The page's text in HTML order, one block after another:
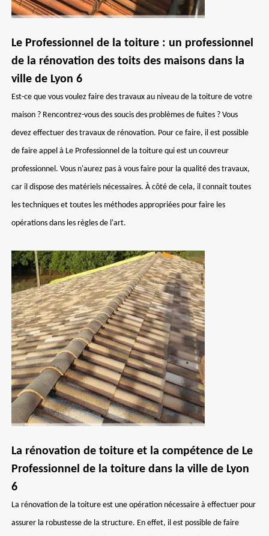
Le Professionnel de la toiture : un professionnel
de la rénovation des toits des maisons dans la
ville de Lyon 6
Est-ce que vous voulez faire des travaux au niveau de la toiture de votre
maison ? Rencontrez-vous des soucis des problèmes de fuites ? Vous
devez effectuer des travaux de rénovation. Pour ce faire, il est possible
de faire appel à Le Professionnel de la toiture qui est un couvreur
professionnel. Vous n'aurez pas à vous faire pour la qualité des travaux,
car il dispose des matériels nécessaires. À côté de cela, il connait toutes
les techniques et toutes les méthodes appropriées pour faire les
opérations dans les règles de l'art.
La rénovation de toiture et la compétence de Le
Professionnel de la toiture dans la ville de Lyon
6
La rénovation de la toiture est une opération nécessaire à effectuer pour
assurer la robustesse de la structure. En effet, il est possible de faire